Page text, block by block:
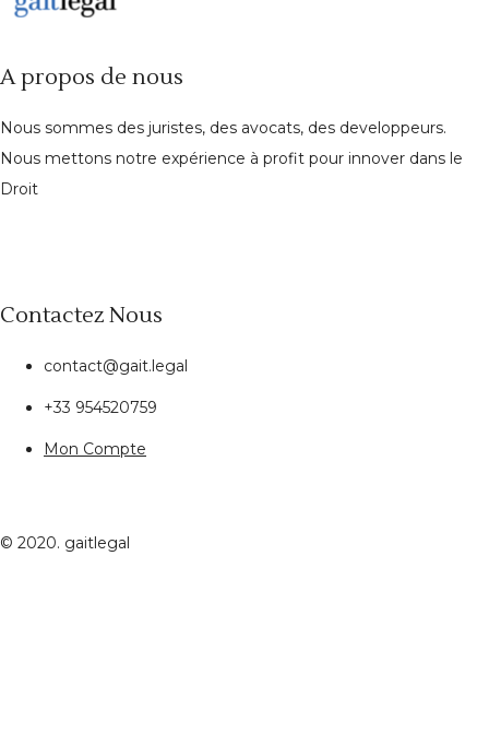
A propos de nous
Nous sommes des juristes, des avocats, des developpeurs.
Nous mettons notre expérience à profit pour innover dans le
Droit
Contactez Nous
contact@gait.legal
+33 954520759
Mon Compte
© 2020. gaitlegal